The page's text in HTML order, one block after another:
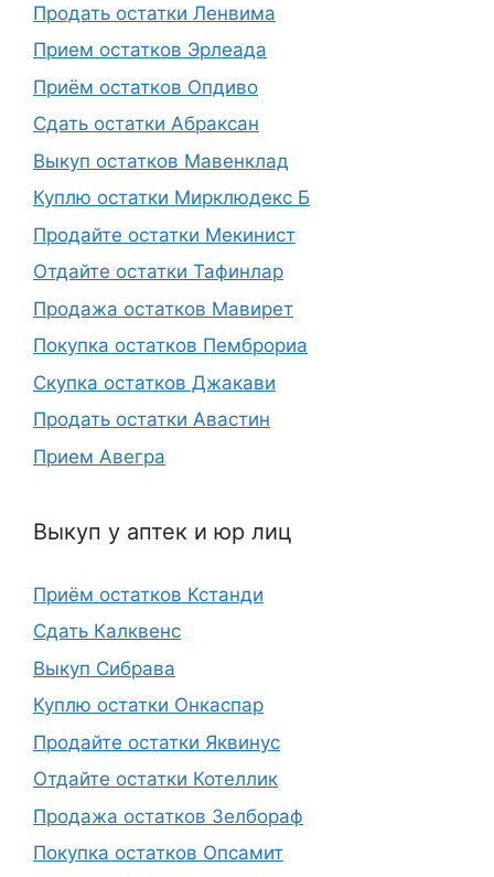
Продать остатки Ленвима
Прием остатков Эрлеада
Приём остатков Опдиво
Сдать остатки Абраксан
Выкуп остатков Мавенклад
Куплю остатки Мирклюдекс Б
Продайте остатки Мекинист
Отдайте остатки Тафинлар
Продажа остатков Мавирет
Покупка остатков Пемброриа
Скупка остатков Джакави
Продать остатки Авастин
Прием Авегра
Выкуп у аптек и юр лиц
Приём остатков Кстанди
Сдать Калквенс
Выкуп Сибрава
Куплю остатки Онкаспар
Продайте остатки Яквинус
Отдайте остатки Котеллик
Продажа остатков Зелбораф
Покупка остатков Опсамит